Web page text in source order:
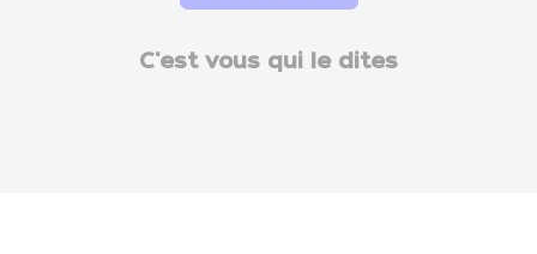
C'est vous qui le dites